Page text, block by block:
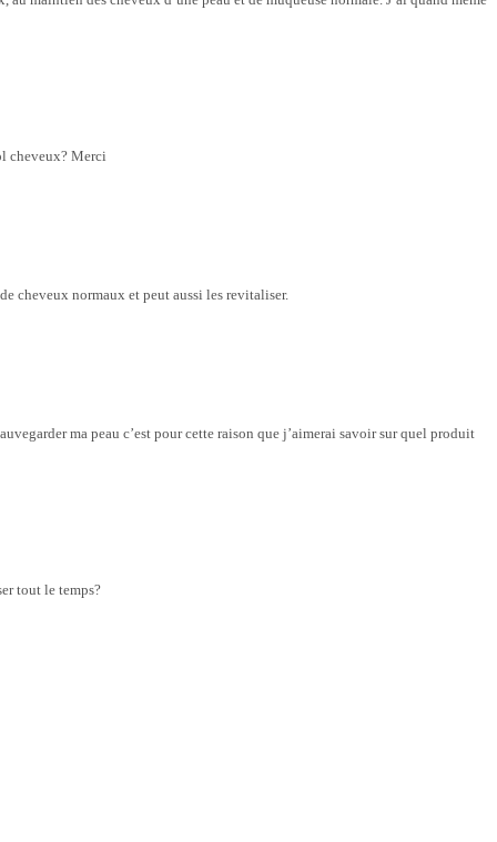
cheveux? Merci
cheveux normaux et peut aussi les revitaliser.
ma peau c’est pour cette raison que j’aimerai savoir sur quel produit
tout le temps?